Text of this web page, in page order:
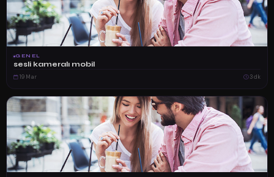
GENEL
sesli kameralı mobil
19 Mar 3 dk